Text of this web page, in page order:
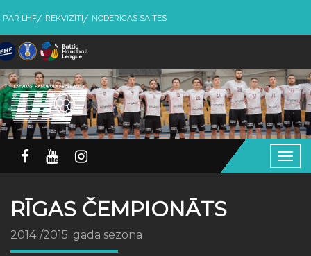
PAR LHF REKVIZĪTI NODERĪGAS SAITES
RĪGAS ČEMPIONĀTS
2014./2015. gada sezona